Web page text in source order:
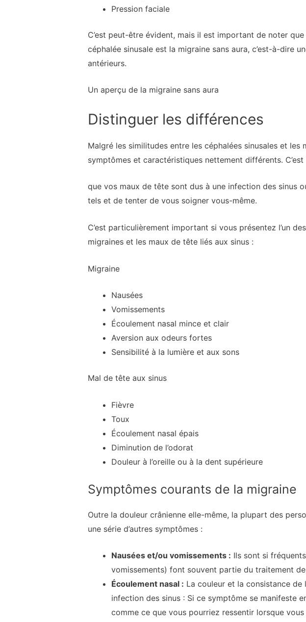
Pression faciale
C’est peut-être évident, mais il est important de noter
céphalée sinusale est la migraine sans aura, c’est-à-dire
antérieurs.
Un aperçu de la migraine sans aura
Distinguer les différences
Malgré les similitudes entre les céphalées sinusales et
symptômes et caractéristiques nettement différents.
que vos maux de tête sont dus à une infection des sinus
tels et de tenter de vous soigner vous-même.
C’est particulièrement important si vous présentez l’un
migraines et les maux de tête liés aux sinus :
Migraine
Nausées
Vomissements
Écoulement nasal mince et clair
Aversion aux odeurs fortes
Sensibilité à la lumière et aux sons
Mal de tête aux sinus
Fièvre
Toux
Écoulement nasal épais
Diminution de l’odorat
Douleur à l’oreille ou à la dent supérieure
Symptômes courants de la migraine
Outre la douleur crânienne elle-même, la plupart des
une série d’autres symptômes :
Nausées et/ou vomissements : Ils sont si
vomissements) font souvent partie du traitement
Écoulement nasal : La couleur et la consistance de
infection des sinus : Si ce symptôme se manifeste
comme ce que vous pourriez ressentir lorsque